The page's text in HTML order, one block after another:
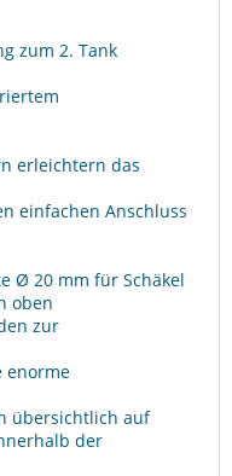
zum 2. Tank
erleichtern das
einfachen Anschluss
Ø 20 mm für Schäkel
oben
zur
enorme
übersichtlich auf
der